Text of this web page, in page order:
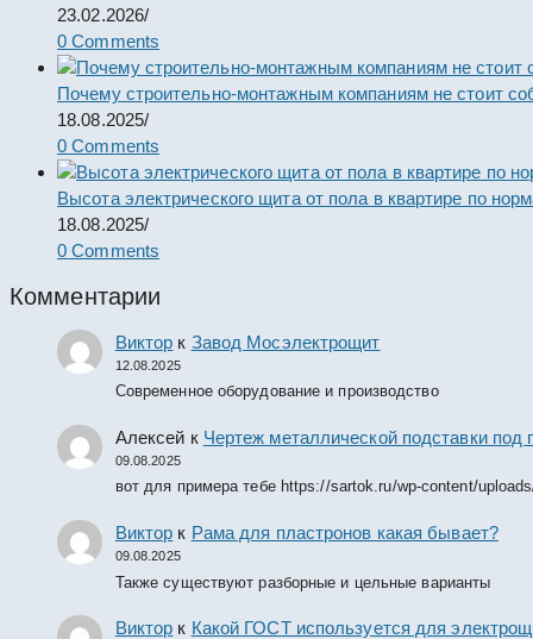
23.02.2026/
0 Comments
Почему строительно-монтажным компаниям не стоит
18.08.2025/
0 Comments
Высота электрического щита от пола в квартире по
18.08.2025/
0 Comments
Комментарии
Виктор к Завод Мосэлектрощит
12.08.2025
Современное оборудование и производство
Алексей к Чертеж металлической подставки
09.08.2025
вот для примера тебе https://sartok.ru/wp-content/
Виктор к Рама для пластронов какая бывает?
09.08.2025
Также существуют разборные и цельные варианты
Виктор к Какой ГОСТ используется для